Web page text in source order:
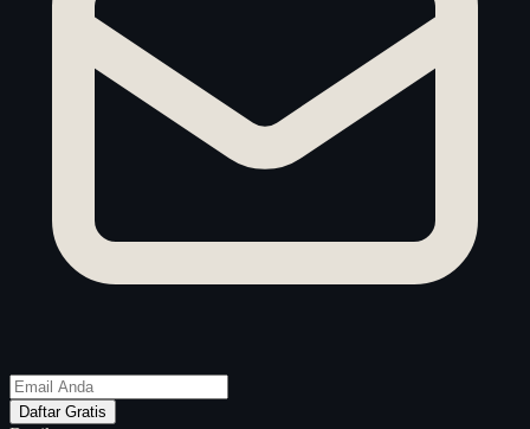
Daftar Gratis